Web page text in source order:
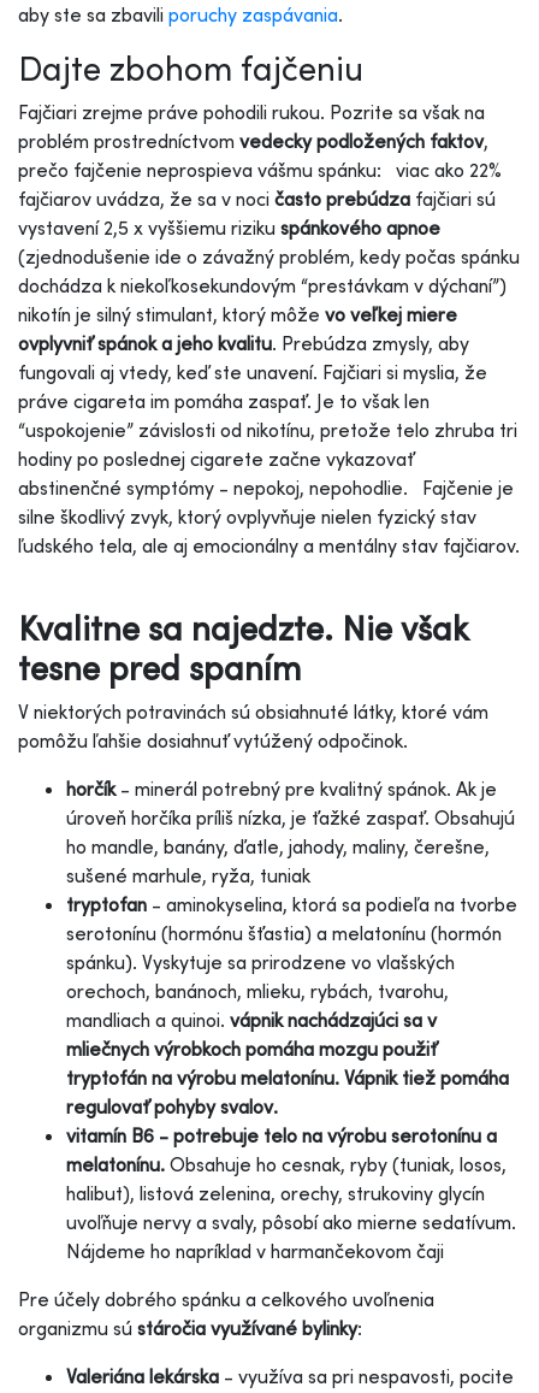
aby ste sa zbavili poruchy zaspávania.
Dajte zbohom fajčeniu
Fajčiari zrejme práve pohodili rukou. Pozrite sa však na
problém prostredníctvom vedecky podložených faktov,
prečo fajčenie neprospieva vášmu spánku:
viac ako 22%
fajčiarov uvádza, že sa v noci často prebúdza fajčiari sú
vystavení 2,5 x vyššiemu riziku spánkového apnoe
(zjednodušenie ide o závažný problém, kedy počas spánku
dochádza k niekoľkosekundovým “prestávkam v dýchaní”)
nikotín je silný stimulant, ktorý môže vo veľkej miere
ovplyvniť spánok a jeho kvalitu. Prebúdza zmysly, aby
fungovali aj vtedy, keď ste unavení. Fajčiari si myslia, že
práve cigareta im pomáha zaspať. Je to však len
“uspokojenie” závislosti od nikotínu, pretože telo zhruba tri
hodiny po poslednej cigarete začne vykazovať
abstinenčné symptómy - nepokoj, nepohodlie.
Fajčenie je
silne škodlivý zvyk, ktorý ovplyvňuje nielen fyzický stav
ľudského tela, ale aj emocionálny a mentálny stav fajčiarov.
Kvalitne sa najedzte. Nie však
tesne pred spaním
V niektorých potravinách sú obsiahnuté látky, ktoré vám
pomôžu ľahšie dosiahnuť vytúžený odpočinok.
horčík - minerál potrebný pre kvalitný spánok. Ak je
úroveň horčíka príliš nízka, je ťažké zaspať. Obsahujú
ho mandle, banány, ďatle, jahody, maliny, čerešne,
sušené marhule, ryža, tuniak
tryptofan - aminokyselina, ktorá sa podieľa na tvorbe
serotonínu (hormónu šťastia) a melatonínu (hormón
spánku). Vyskytuje sa prirodzene vo vlašských
orechoch, banánoch, mlieku, rybách, tvarohu,
mandliach a quinoi. vápniknachádzajúci sa v
mliečnych výrobkoch pomáha mozgu použiť
tryptofán na výrobu melatonínu. Vápnik tiež pomáha
regulovať pohyby svalov.
vitamín B6 - potrebuje telo na výrobu serotonínu a
melatonínu. Obsahuje ho cesnak, ryby (tuniak, losos,
halibut), listová zelenina, orechy, strukoviny glycín
uvoľňuje nervy a svaly, pôsobí ako mierne sedatívum.
Nájdeme ho napríklad v harmančekovom čaji
Pre účely dobrého spánku a celkového uvoľnenia
organizmu sú stáročia využívané bylinky:
Valeriána lekárska - využíva sa pri nespavosti, pocite